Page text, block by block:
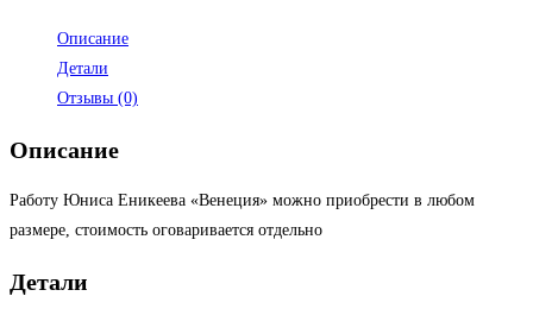
Описание
Детали
Отзывы (0)
Описание
Работу Юниса Еникеева «Венеция» можно приобрести в любом
размере, стоимость оговаривается отдельно
Детали